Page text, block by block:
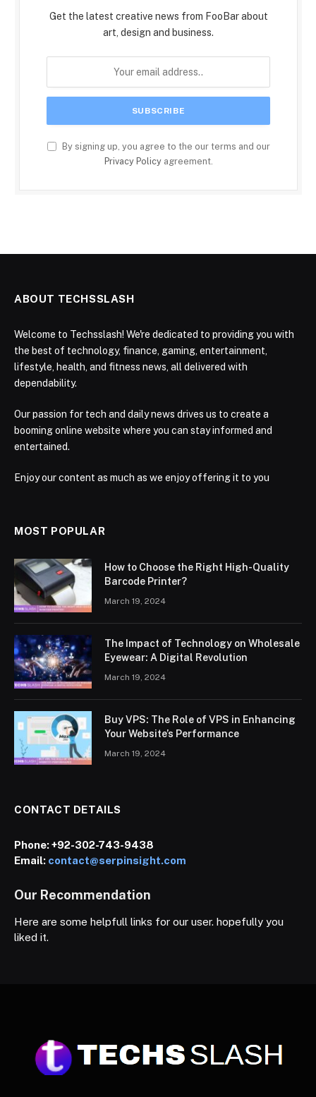
Get the latest creative news from FooBar about
art, design and business.
By signing up, you agree to the our terms and our
Privacy Policyagreement.
ABOUT TECHSSLASH
Welcome to Techsslash! We're dedicated to providing you with
the best of technology, finance, gaming, entertainment,
lifestyle, health, and fitness news, all delivered with
dependability.
Our passion for tech and daily news drives us to create a
booming online website where you can stay informed and
entertained.
Enjoy our content as much as we enjoy offering it to you
MOST POPULAR
How to Choose the Right High-Quality
Barcode Printer?
March 19, 2024
The Impact of Technology on Wholesale
Eyewear: A Digital Revolution
March 19, 2024
Buy VPS: The Role of VPS in Enhancing
Your Website’s Performance
March 19, 2024
CONTACT DETAILS
Phone:+92-302-743-9438
Email: contact@serpinsight.com
Our Recommendation
Here are some helpfull links for our user. hopefully you
liked it.